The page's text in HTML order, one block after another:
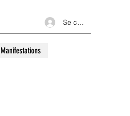
Se connecter
Manifestations